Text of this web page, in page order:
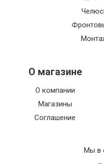
О магазине
О компании
Магазины
Соглашение
Мы в